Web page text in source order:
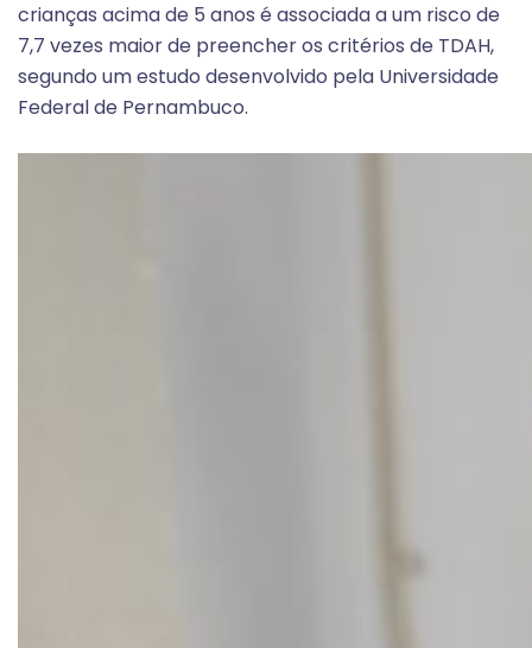
crianças acima de 5 anos é associada a um risco de
7,7 vezes maior de preencher os critérios de TDAH,
segundo um estudo desenvolvido pela Universidade
Federal de Pernambuco.